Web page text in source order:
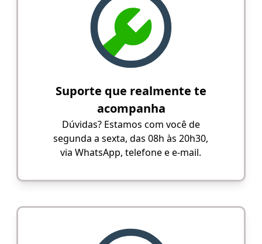
Suporte que realmente te
acompanha
Dúvidas? Estamos com você de
segunda a sexta, das 08h às 20h30,
via WhatsApp, telefone e e-mail.